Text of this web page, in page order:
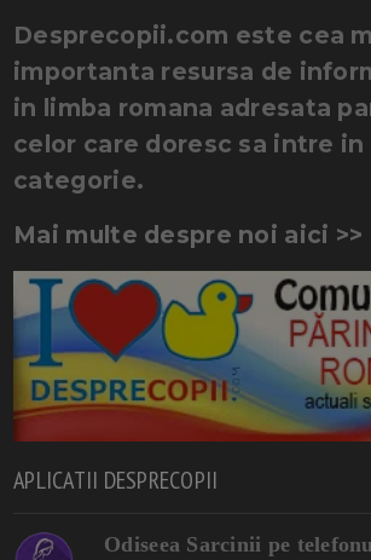
Desprecopii.com este cea
importanta resursa de
in limba romana adresata
celor care doresc sa intre in
categorie.
Mai multe despre noi aici >>
APLICATII DESPRECOPII
Odiseea Sarcinii pe